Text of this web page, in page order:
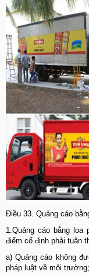
Điều 33. Quảng cáo
1.Quảng cáo bằng
điểm cố định phải tuân
a) Quảng cáo không
pháp luật về môi trường;